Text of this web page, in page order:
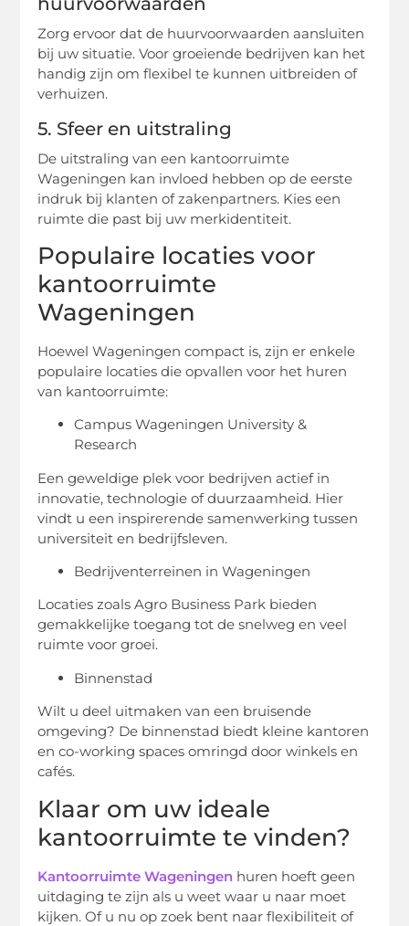
Zorg ervoor dat de huurvoorwaarden aansluiten
bij uw situatie. Voor groeiende bedrijven kan het
handig zijn om flexibel te kunnen uitbreiden of
verhuizen.
5. Sfeer en uitstraling
De uitstraling van een kantoorruimte
Wageningen kan invloed hebben op de eerste
indruk bij klanten of zakenpartners. Kies een
ruimte die past bij uw merkidentiteit.
Populaire locaties voor
kantoorruimte
Wageningen
Hoewel Wageningen compact is, zijn er enkele
populaire locaties die opvallen voor het huren
van kantoorruimte:
Campus Wageningen University &
Research
Een geweldige plek voor bedrijven actief in
innovatie, technologie of duurzaamheid. Hier
vindt u een inspirerende samenwerking tussen
universiteit en bedrijfsleven.
Bedrijventerreinen in Wageningen
Locaties zoals Agro Business Park bieden
gemakkelijke toegang tot de snelweg en veel
ruimte voor groei.
Binnenstad
Wilt u deel uitmaken van een bruisende
omgeving? De binnenstad biedt kleine kantoren
en co-working spaces omringd door winkels en
cafés.
Klaar om uw ideale
kantoorruimte te vinden?
Kantoorruimte Wageningen huren hoeft geen
uitdaging te zijn als u weet waar u naar moet
kijken. Of u nu op zoek bent naar flexibiliteit of